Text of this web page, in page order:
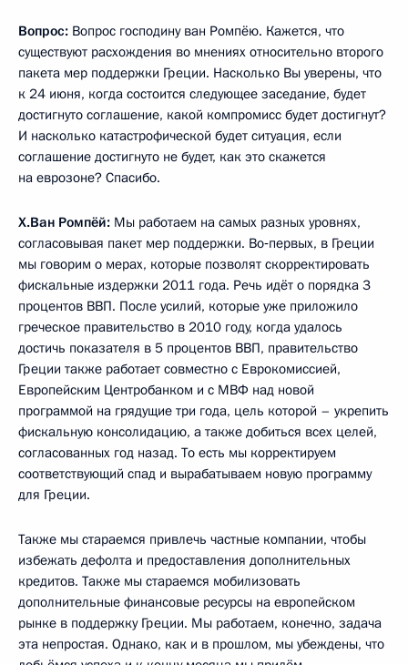
Вопрос: Вопрос господину ван Ромпёю. Кажется, что
существуют расхождения во мнениях относительно второго
пакета мер поддержки Греции. Насколько Вы уверены, что
к 24 июня, когда состоится следующее заседание, будет
достигнуто соглашение, какой компромисс будет достигнут?
И насколько катастрофической будет ситуация, если
соглашение достигнуто не будет, как это скажется
на еврозоне? Спасибо.
Х.Ван Ромпёй: Мы работаем на самых разных уровнях,
согласовывая пакет мер поддержки. Во‑первых, в Греции
мы говорим о мерах, которые позволят скорректировать
фискальные издержки 2011 года. Речь идёт о порядка 3
процентов ВВП. После усилий, которые уже приложило
греческое правительство в 2010 году, когда удалось
достичь показателя в 5 процентов ВВП, правительство
Греции также работает совместно с Еврокомиссией,
Европейским Центробанком и с МВФ над новой
программой на грядущие три года, цель которой – укрепить
фискальную консолидацию, а также добиться всех целей,
согласованных год назад. То есть мы корректируем
соответствующий спад и вырабатываем новую программу
для Греции.
Также мы стараемся привлечь частные компании, чтобы
избежать дефолта и предоставления дополнительных
кредитов. Также мы стараемся мобилизовать
дополнительные финансовые ресурсы на европейском
рынке в поддержку Греции. Мы работаем, конечно, задача
эта непростая. Однако, как и в прошлом, мы убеждены, что